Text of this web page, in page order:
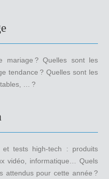
mariage ? Quelles sont les
tendance ? Quelles sont les
… ?
et tests high-tech : produits
vidéo, informatique… Quels
attendus pour cette année ?